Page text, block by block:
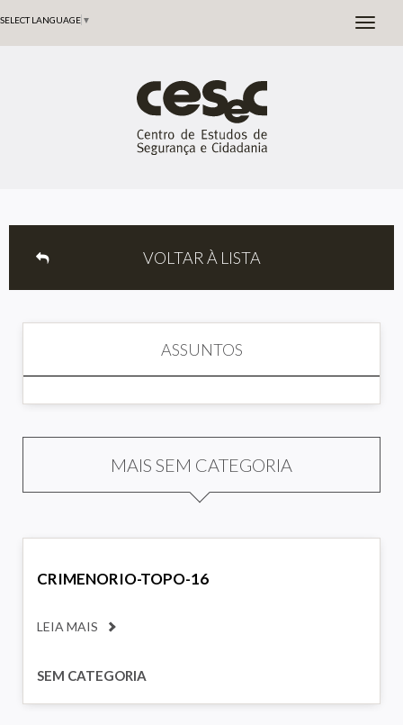
SELECT LANGUAGE ▼
VOLTAR À LISTA
ASSUNTOS
MAIS SEM CATEGORIA
CRIMENORIO-TOPO-16
LEIA MAIS
SEM CATEGORIA